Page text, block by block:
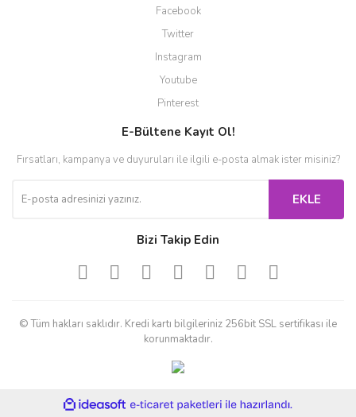
Facebook
Twitter
Instagram
Youtube
Pinterest
E-Bültene Kayıt Ol!
Fırsatları, kampanya ve duyuruları ile ilgili e-posta almak ister misiniz?
EKLE
Bizi Takip Edin
© Tüm hakları saklıdır. Kredi kartı bilgileriniz 256bit SSL sertifikası ile
korunmaktadır.
ideasoft
e-